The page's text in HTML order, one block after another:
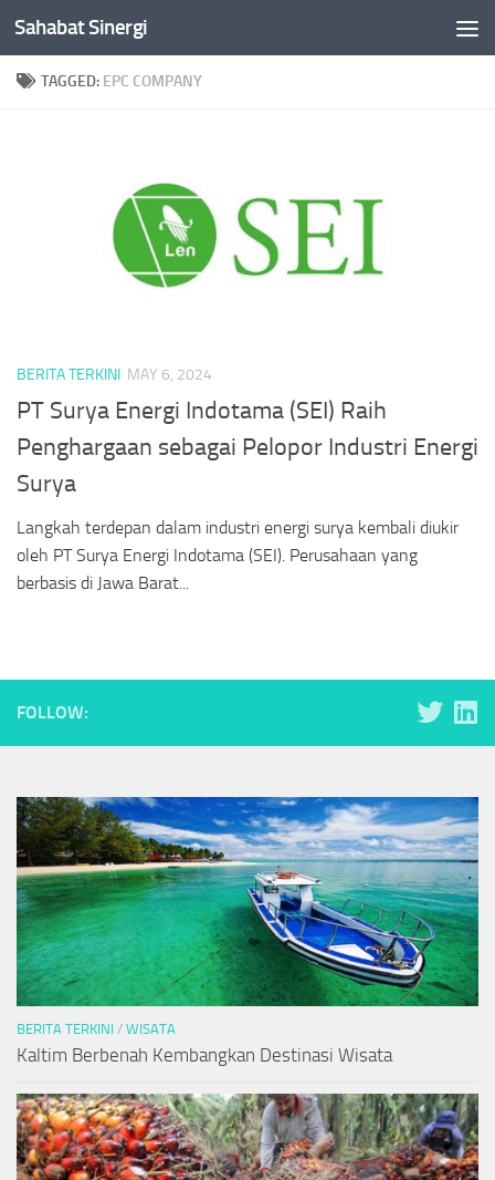
Skip to content
Sahabat Sinergi
TAGGED: EPC COMPANY
BERITA TERKINI MAY 6, 2024
PT Surya Energi Indotama (SEI) Raih
Penghargaan sebagai Pelopor Industri Energi
Surya
Langkah terdepan dalam industri energi surya kembali diukir
oleh PT Surya Energi Indotama (SEI). Perusahaan yang
berbasis di Jawa Barat...
FOLLOW:
BERITA TERKINI / WISATA
Kaltim Berbenah Kembangkan Destinasi Wisata